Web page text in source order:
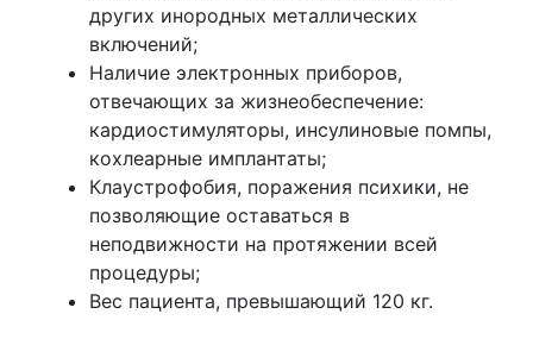
других инородных металлических
включений;
Наличие электронных приборов,
отвечающих за жизнеобеспечение:
кардиостимуляторы, инсулиновые помпы,
кохлеарные имплантаты;
Клаустрофобия, поражения психики, не
позволяющие оставаться в
неподвижности на протяжении всей
процедуры;
Вес пациента, превышающий 120 кг.